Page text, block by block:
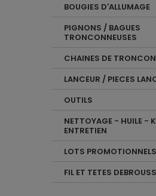
BOUGIES D'ALLUMAGE
PIGNONS / BAGUES
TRONCONNEUSES
CHAINES DE
LANCEUR / PIECES
OUTILS
NETTOYAGE - HUILE -
ENTRETIEN
LOTS PROMOTIONNELS
FIL ET TETES